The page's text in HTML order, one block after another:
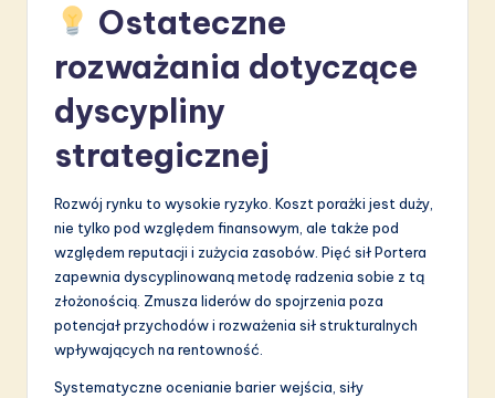
Ostateczne
rozważania dotyczące
dyscypliny
strategicznej
Rozwój rynku to wysokie ryzyko. Koszt porażki jest duży,
nie tylko pod względem finansowym, ale także pod
względem reputacji i zużycia zasobów. Pięć sił Portera
zapewnia dyscyplinowaną metodę radzenia sobie z tą
złożonością. Zmusza liderów do spojrzenia poza
potencjał przychodów i rozważenia sił strukturalnych
wpływających na rentowność.
Systematyczne ocenianie barier wejścia, siły